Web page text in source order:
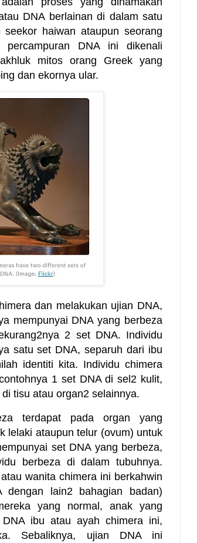
DNA berlainan di dalam satu
haiwan ataupun seorang
percampuran DNA ini dikenali
mitos orang Greek yang
dan ekornya ular.
dan melakukan ujian DNA,
mempunyai DNA yang berbeza
2 set DNA. Individu
satu set DNA, separuh dari ibu
identiti kita. Individu chimera
1 set DNA di sel2 kulit,
tisu atau organ2 selainnya.
terdapat pada organ yang
lelaki ataupun telur (ovum) untuk
set DNA yang berbeza,
berbeza di dalam tubuhnya.
wanita chimera ini berkahwin
lain2 bahagian badan)
yang normal, anak yang
ibu atau ayah chimera ini,
Sebaliknya, ujian DNA ini